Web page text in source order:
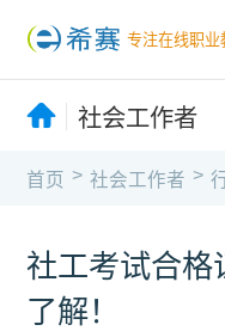
专注在线职业
社会工作者
首页 > 社会工作者 >
社工考试合格
了解！